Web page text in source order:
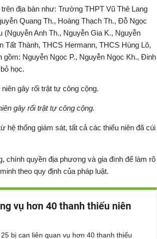
địa bàn như: Trường THPT Vũ Thê Lang
Quang Th., Hoàng Thạch Th., Đỗ Ngọc
Anh Th., Nguyễn Gia K., Nguyễn
Thành, THCS Hermann, THCS Hùng Lô,
Nguyễn Ngọc P., Nguyễn Ngọc Kh., Đinh
học.
gây rối trật tự công cộng.
thống giám sát, tất cả các thiếu niên đã cúi
chính quyền địa phương và gia đình để làm rõ
theo quy định của pháp luật.
vụ hơn 40 thanh thiếu niên
bị can liên quan vụ hơn 40 thanh thiếu